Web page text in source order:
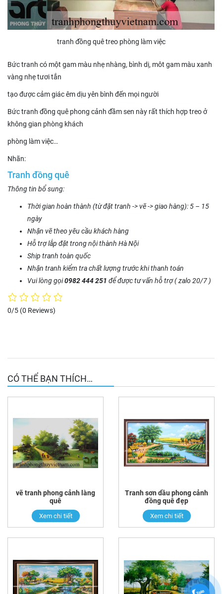
tranh đồng quê treo phòng làm việc
Bức tranh có một gam màu nhẹ nhàng, bình dị, môt gam màu xanh
vàng nhẹ tươi tắn
tạo được cảm giác êm dịu yên bình đến mọi người
Bức tranh đồng quê phong cảnh đầm sen này rất thích hợp treo ở
không gian phòng khách
phòng làm việc…
Nhãn:
Tranh đồng quê
Thông tin bổ sung:
Thời gian hoàn thành (từ đặt tranh -> vẽ -> giao hàng): 5 – 15
ngày
Nhận vẽ theo yêu cầu khách hàng
Hỗ trợ lắp đặt trong nội thành Hà Nội
Ship tranh toàn quốc
Nhận tranh kiểm tra chất lượng trước khi thanh toán
Vui lòng gọi0982 444 251 để được tư vấn hỗ trợ ( zalo 20/7 )
0/5 (0 Reviews)
CÓ THỂ BẠN THÍCH…
vẽ tranh phong cảnh làng
quê
Xem chi tiết
Tranh sơn dầu phong cảnh
đồng quê đẹp
Xem chi tiết